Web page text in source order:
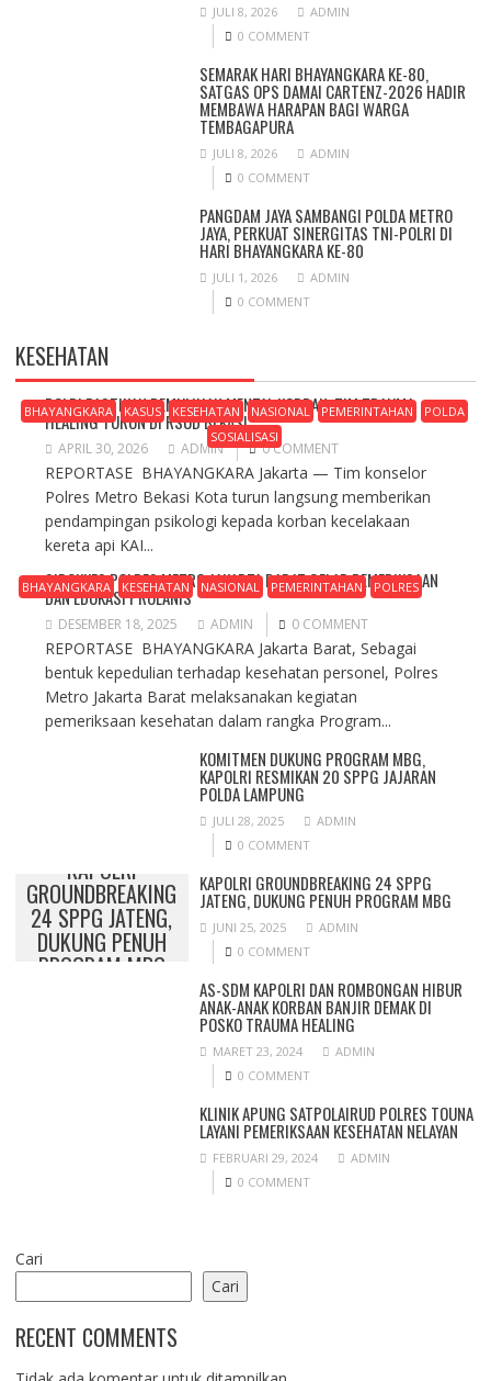
JULI 8, 2026
ADMIN
0 COMMENT
SEMARAK HARI BHAYANGKARA KE-80,
SATGAS OPS DAMAI CARTENZ-2026 HADIR
MEMBAWA HARAPAN BAGI WARGA
TEMBAGAPURA
JULI 8, 2026
ADMIN
0 COMMENT
PANGDAM JAYA SAMBANGI POLDA METRO
JAYA, PERKUAT SINERGITAS TNI-POLRI DI
HARI BHAYANGKARA KE-80
JULI 1, 2026
ADMIN
0 COMMENT
KESEHATAN
BHAYANGKARA KASUS KESEHATAN NASIONAL PEMERINTAHAN
POLDA
SOSIALISASI
POLRI PASTIKAN PEMULIHAN MENTAL KORBAN, TIM TRAUMA
HEALING TURUN DI RSUD BEKASI
APRIL 30, 2026 ADMIN 0 COMMENT
REPORTASE BHAYANGKARA Jakarta — Tim konselor
Polres Metro Bekasi Kota turun langsung memberikan
pendampingan psikologi kepada korban kecelakaan
kereta api KAI...
BHAYANGKARA KESEHATAN NASIONAL PEMERINTAHAN POLRES
SIDOKKES POLRES METRO JAKARTA BARAT GELAR PEMERIKSAAN
DAN EDUKASI PROLANIS
DESEMBER 18, 2025 ADMIN 0 COMMENT
REPORTASE BHAYANGKARA Jakarta Barat, Sebagai
bentuk kepedulian terhadap kesehatan personel, Polres
Metro Jakarta Barat melaksanakan kegiatan
pemeriksaan kesehatan dalam rangka Program...
KOMITMEN DUKUNG PROGRAM MBG,
KAPOLRI RESMIKAN 20 SPPG JAJARAN
POLDA LAMPUNG
JULI 28, 2025
ADMIN
0 COMMENT
KAPOLRI
GROUNDBREAKING
24 SPPG JATENG,
DUKUNG PENUH
PROGRAM MBG
KAPOLRI GROUNDBREAKING 24 SPPG
JATENG, DUKUNG PENUH PROGRAM MBG
JUNI 25, 2025
ADMIN
0 COMMENT
AS-SDM KAPOLRI DAN ROMBONGAN HIBUR
ANAK-ANAK KORBAN BANJIR DEMAK DI
POSKO TRAUMA HEALING
MARET 23, 2024
ADMIN
0 COMMENT
KLINIK APUNG SATPOLAIRUD POLRES TOUNA
LAYANI PEMERIKSAAN KESEHATAN NELAYAN
FEBRUARI 29, 2024
ADMIN
0 COMMENT
Cari
Cari
RECENT COMMENTS